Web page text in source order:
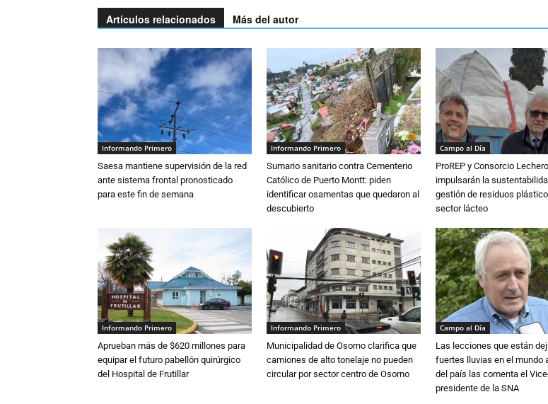
Artículos relacionados Más del autor
Informando Primero
Saesa mantiene supervisión de la red
ante sistema frontal pronosticado
para este fin de semana
Informando Primero
Sumario sanitario contra Cementerio
Católico de Puerto Montt: piden
identificar osamentas que quedaron al
descubierto
Campo al Día
ProREP y Consorcio Lechero
impulsarán la
gestión de residuos
sector lácteo
Informando Primero
Aprueban más de $620 millones para
equipar el futuro pabellón quirúrgico
del Hospital de Frutillar
Informando Primero
Municipalidad de Osorno clarifica que
camiones de alto tonelaje no pueden
circular por sector centro de Osorno
Campo al Día
Las lecciones que están
fuertes lluvias en el mundo
del país las comenta el
presidente de la SNA